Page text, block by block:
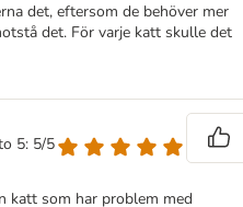
det, eftersom de behöver mer
det. För varje katt skulle det
5: 5/5
katt som har problem med